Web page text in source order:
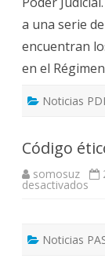
a una serie
encuentran
en el
Noticias PDI
Código
somosuz
desactivadosen
Noticias